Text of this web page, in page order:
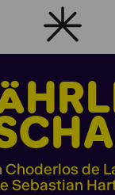
Choderlos de
Sebastian